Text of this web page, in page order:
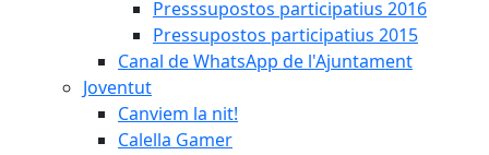
Presssupostos participatius 2016
Pressupostos participatius 2015
Canal de WhatsApp de l'Ajuntament
Joventut
Canviem la nit!
Calella Gamer